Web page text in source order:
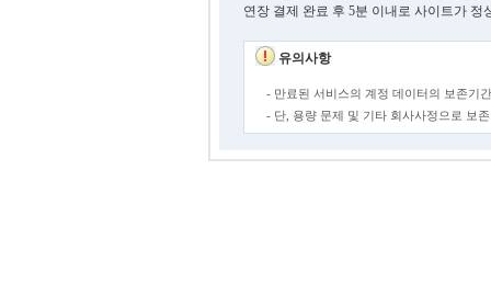
연장 결제 완료 후 5분 이내로 사이트가 정
유의사항
- 만료된 서비스의 계정 데이터의 보존기
- 단, 용량 문제 및 기타 회사사정으로 보